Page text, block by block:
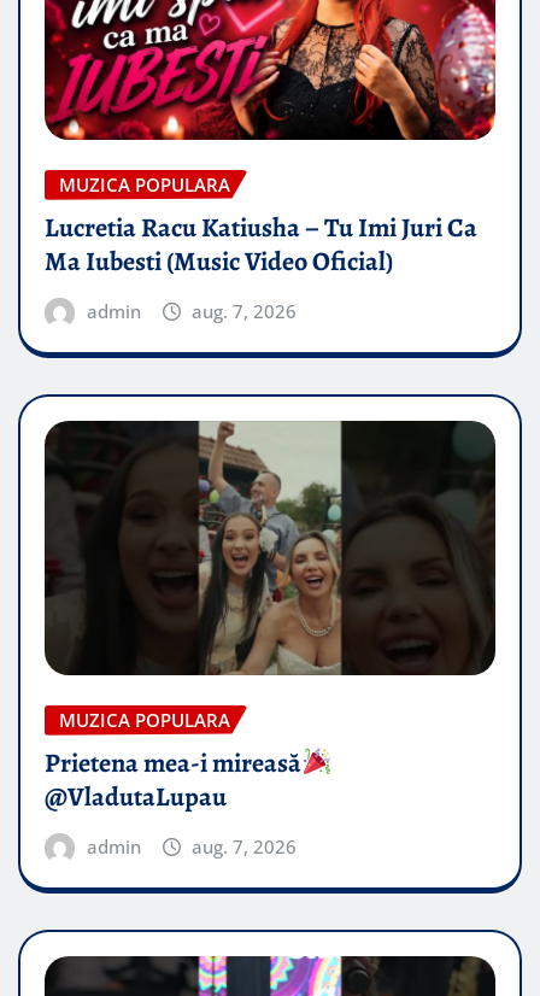
MUZICA POPULARA
Lucretia Racu Katiusha – Tu Imi Juri Ca
Ma Iubesti (Music Video Oficial)
admin aug. 7, 2026
MUZICA POPULARA
Prietena mea-i mireasă​
@VladutaLupau
admin aug. 7, 2026